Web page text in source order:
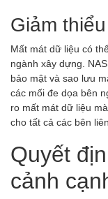
Giảm
Mất mát dữ liệu có
ngành xây dựng.
bảo mật và sao lưu
các mối đe dọa bên
ro mất mát dữ liệu
cho tất cả các bên
Quyết
cảnh